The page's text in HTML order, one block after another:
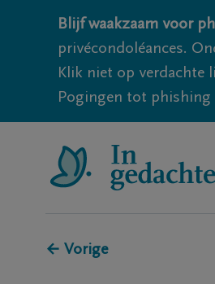
Blijf waakzaam voor
privécondoléances.
Klik niet op verdachte
Pogingen tot phishing
← Vorige